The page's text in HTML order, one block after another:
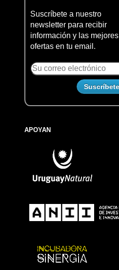
Suscríbete a nuestro
newsletter para recibir
información y las mejores
ofertas en tu email.
APOYAN